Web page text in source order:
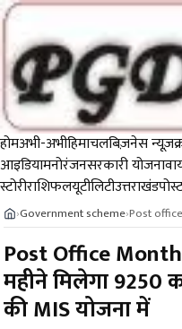
होमअभी-अभीहिमाचलबिज़नेस न्यूज़
आइडियामनोरंजनसरकारी योजना
स्टोरीराशिफलयूटीलिटीउत्तराखंड
›Government scheme›Post
Post Office
महीने मिलेगा ₹9250
की MIS योजना में